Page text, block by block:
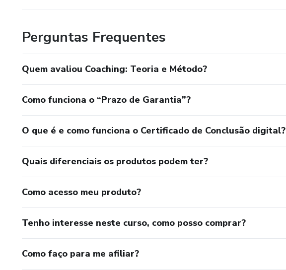
Perguntas Frequentes
Quem avaliou Coaching: Teoria e Método?
Como funciona o “Prazo de Garantia”?
O que é e como funciona o Certificado de Conclusão digital?
Quais diferenciais os produtos podem ter?
Como acesso meu produto?
Tenho interesse neste curso, como posso comprar?
Como faço para me afiliar?